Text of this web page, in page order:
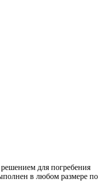
для погребения
в любом размере по